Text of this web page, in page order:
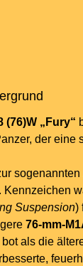
(76)W „Fury“
der eine
sogenannten
Kennzeichen
Suspension)
76-mm-
als die